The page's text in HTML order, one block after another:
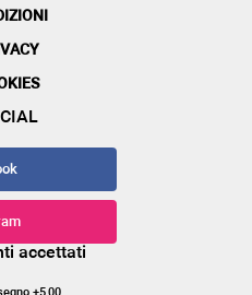
accettati
+5,00